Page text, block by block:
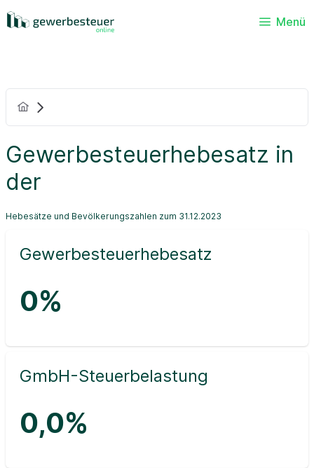
Menü
Gewerbesteuerhebesatz in
der
Hebesätze und Bevölkerungszahlen zum 31.12.2023
Gewerbesteuerhebesatz
0%
GmbH-Steuerbelastung
0,0%